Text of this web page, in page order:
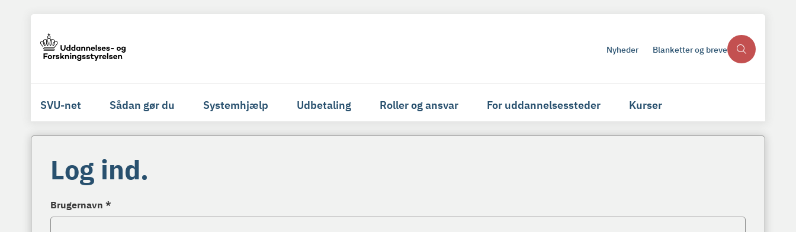
Nyheder Blanketter og breve
SVU-net Sådan gør du Systemhjælp Udbetaling Roller og ansvar For uddannelsessteder Kurser
Log ind.
Brugernavn *